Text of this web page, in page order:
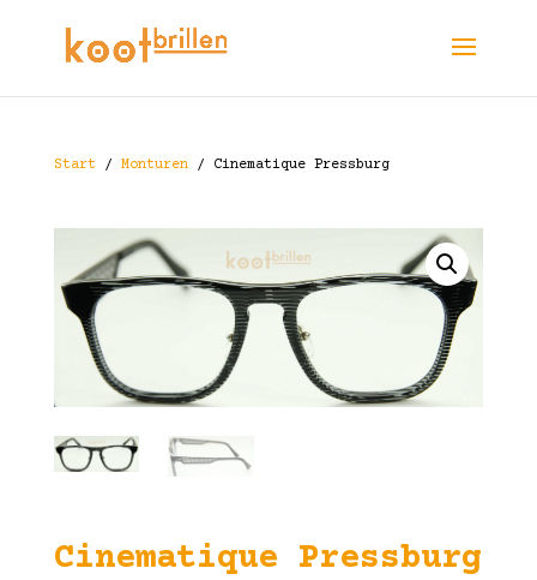
Start/ Monturen/ Cinematique Pressburg
Cinematique Pressburg